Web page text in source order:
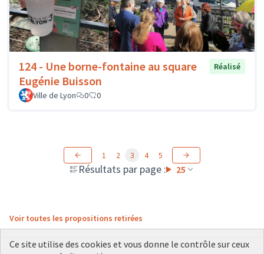
124 - Une borne-fontaine au square
Eugénie Buisson
Réalisé
Ville de Lyon 0 0
Résultats par page : 25
1 2 3 4 5
Voir toutes les propositions retirées
Ce site utilise des cookies et vous donne le contrôle sur ceux